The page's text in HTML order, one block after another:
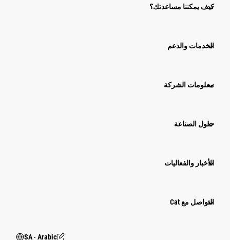
كيف يمكننا مساعدتك؟
الخدمات والدعم
معلومات الشركة
حلول الصناعة
الأخبار والفعاليات
التواصل مع Cat
SA ‧ Arabic